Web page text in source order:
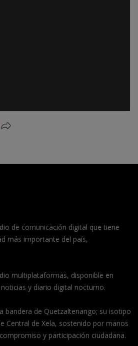
de comunicación digital que tiene
más importante del país,
multiplataformas, disponible en
y diario digital nocturno.
bandera de Quetzaltenango; su isotipo
Central de Xela, sostenido por manos
y participación ciudadana.